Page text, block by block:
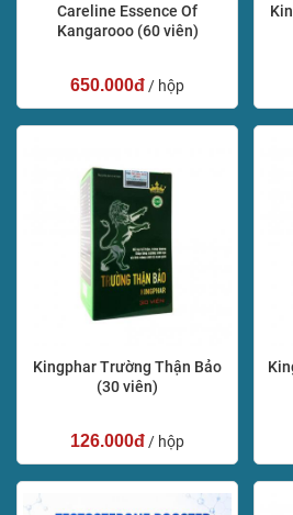
Careline Essence Of
Kangarooo (60 viên)
650.000đ / hộp
Kingphar Trường Thận Bảo
(30 viên)
126.000đ / hộp